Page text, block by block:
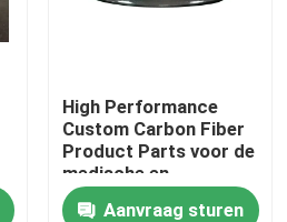
High Performance
Custom Carbon Fiber
Product Parts voor de
medische en
automotive industrie
Aanvraag sturen